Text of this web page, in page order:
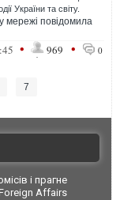
України та світу.
мережі повідомила
• 969 • 0
7
і прагне
Affairs